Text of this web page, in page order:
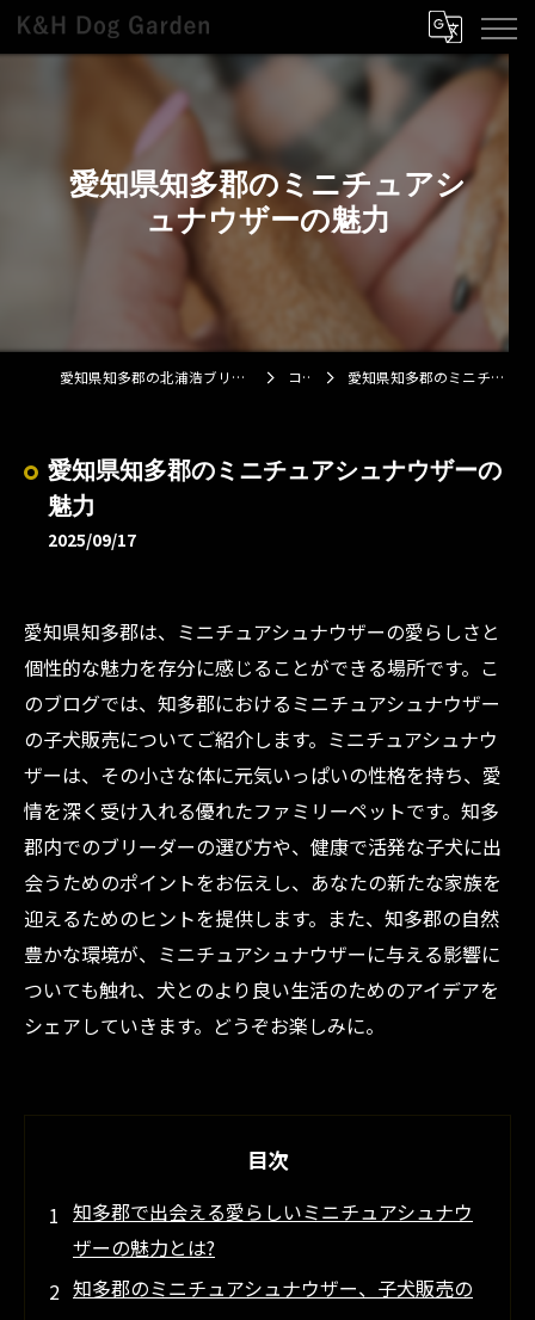
愛知県知多郡のミニチュアシ
ュナウザーの魅力
愛知県知多郡の北浦浩ブリーダーならK&H Dog Garden コラム 愛知県知多郡のミニチュアシュナウザーの魅力
愛知県知多郡のミニチュアシュナウザーの
魅力
2025/09/17
愛知県知多郡は、ミニチュアシュナウザーの愛らしさと
個性的な魅力を存分に感じることができる場所です。こ
のブログでは、知多郡におけるミニチュアシュナウザー
の子犬販売についてご紹介します。ミニチュアシュナウ
ザーは、その小さな体に元気いっぱいの性格を持ち、愛
情を深く受け入れる優れたファミリーペットです。知多
郡内でのブリーダーの選び方や、健康で活発な子犬に出
会うためのポイントをお伝えし、あなたの新たな家族を
迎えるためのヒントを提供します。また、知多郡の自然
豊かな環境が、ミニチュアシュナウザーに与える影響に
ついても触れ、犬とのより良い生活のためのアイデアを
シェアしていきます。どうぞお楽しみに。
目次
知多郡で出会える愛らしいミニチュアシュナウ
ザーの魅力とは?
知多郡のミニチュアシュナウザー、子犬販売の